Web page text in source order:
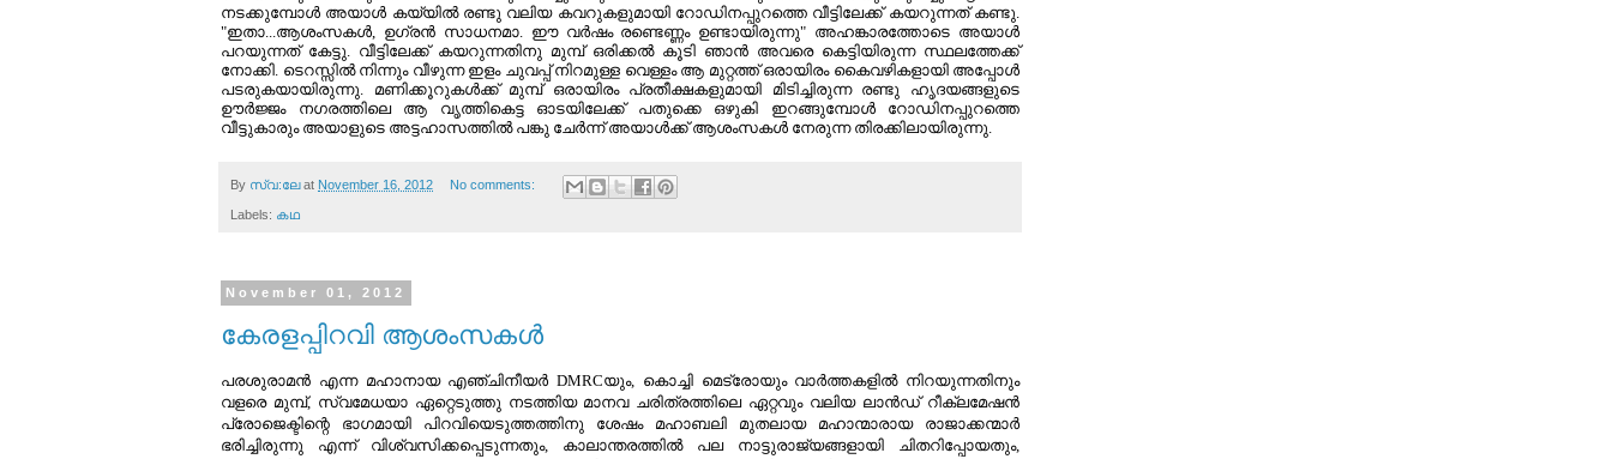
നടക്കുമ്പോള്‍ അയാള്‍ കയ്യില്‍ രണ്ടു വലിയ കവറുകളുമായി റോഡിനപ്പുറത്തെ വീട്ടിലേക്ക്‌ കയറുന്നത് കണ്ടു.
"ഇതാ...ആശംസകള്‍, ഉഗ്രന്‍ സാധനമാ. ഈ വര്‍ഷം രണ്ടെണ്ണം ഉണ്ടായിരുന്നു" അഹങ്കാരത്തോടെ അയാള്‍
പറയുന്നത് കേട്ടു. വീട്ടിലേക്ക്‌ കയറുന്നതിനു മുമ്പ്‌ ഒരിക്കല്‍ കൂടി ഞാന്‍ അവരെ കെട്ടിയിരുന്ന സ്ഥലത്തേക്ക്
നോക്കി. ടെറസ്സില്‍ നിന്നും വീഴുന്ന ഇളം ചുവപ്പ് നിറമുള്ള വെള്ളം ആ മുറ്റത്ത് ഒരായിരം കൈവഴികളായി അപ്പോള്‍
പടരുകയായിരുന്നു. മണിക്കൂറുകള്‍ക്ക് മുമ്പ്‌ ഒരായിരം പ്രതീക്ഷകളുമായി മിടിച്ചിരുന്ന രണ്ടു ഹൃദയങ്ങളുടെ
ഊര്‍ജ്ജം നഗരത്തിലെ ആ വൃത്തികെട്ട ഓടയിലേക്ക് പതുക്കെ ഒഴുകി ഇറങ്ങുമ്പോള്‍ റോഡിനപ്പുറത്തെ
വീട്ടുകാരും അയാളുടെ അട്ടഹാസത്തില്‍ പങ്കു ചേര്‍ന്ന് അയാള്‍ക്ക്‌ ആശംസകള്‍ നേരുന്ന തിരക്കിലായിരുന്നു.
By സ്വ:ലേ at November 16, 2012 No comments:
Labels: കഥ
November 01, 2012
കേരളപ്പിറവി ആശംസകള്‍
പരശുരാമന്‍ എന്ന മഹാനായ എഞ്ചിനീയര്‍ DMRCയും, കൊച്ചി മെട്രോയും വാര്‍ത്തകളില്‍ നിറയുന്നതിനും
വളരെ മുമ്പ്‌, സ്വമേധയാ ഏറ്റെടുത്തു നടത്തിയ മാനവ ചരിത്രത്തിലെ ഏറ്റവും വലിയ ലാന്‍ഡ്‌ റീക്ലമേഷന്‍
പ്രോജെക്ടിന്റെ ഭാഗമായി പിറവിയെടുത്തത്തിനു ശേഷം മഹാബലി മുതലായ മഹാന്മാരായ രാജാക്കന്മാര്‍
ഭരിച്ചിരുന്നു എന്ന് വിശ്വസിക്കപ്പെടുന്നതും, കാലാന്തരത്തില്‍ പല നാട്ടുരാജ്യങ്ങളായി ചിതറിപ്പോയതും,